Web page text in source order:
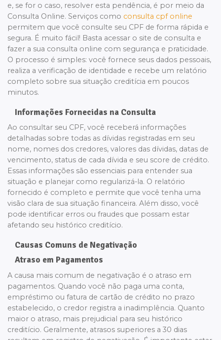
e, se for o caso, resolver esta pendência, é por meio da
Consulta Online. Serviços como consulta cpf online
permitem que você consulte seu CPF de forma rápida e
segura. É muito fácil! Basta acessar o site de consulta e
fazer a sua consulta online com segurança e praticidade.
O processo é simples: você fornece seus dados pessoais,
realiza a verificação de identidade e recebe um relatório
completo sobre sua situação creditícia em poucos
minutos.
Informações Fornecidas na Consulta
Ao consultar seu CPF, você receberá informações
detalhadas sobre todas as dívidas registradas em seu
nome, nomes dos credores, valores das dívidas, datas de
vencimento, status de cada dívida e seu score de crédito.
Essas informações são essenciais para entender sua
situação e planejar como regularizá-la. O relatório
fornecido é completo e permite que você tenha uma
visão clara de sua situação financeira. Além disso, você
pode identificar erros ou fraudes que possam estar
afetando seu histórico creditício.
Causas Comuns de Negativação
Atraso em Pagamentos
A causa mais comum de negativação é o atraso em
pagamentos. Quando você não paga uma conta,
empréstimo ou fatura de cartão de crédito no prazo
estabelecido, o credor registra a inadimplência. Quanto
maior o atraso, mais prejudicial para seu histórico
creditício. Geralmente, atrasos superiores a 30 dias